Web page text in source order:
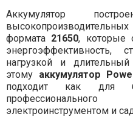
Аккумулятор
формата 21650, которые
энергоэффективность,
нагрузкой и
этому аккумулятор
подходит как для
электроинструментом и